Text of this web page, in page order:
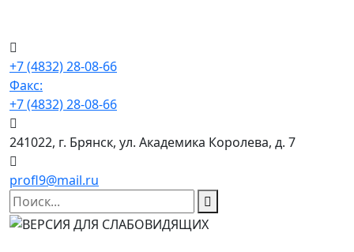
+7 (4832) 28-08-66
Факс:
+7 (4832) 28-08-66
241022, г. Брянск, ул. Академика Королева, д. 7
profl9@mail.ru